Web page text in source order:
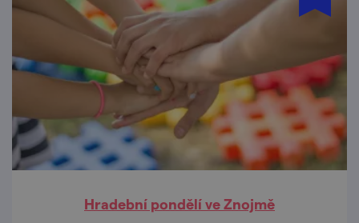
Hradební pondělí ve Znojmě